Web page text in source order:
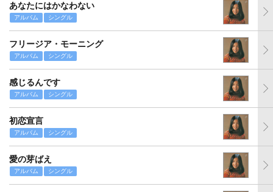
あなたにはかなわない
アルバム シングル
フリージア・モーニング
アルバム シングル
感じるんです
アルバム シングル
初恋宣言
アルバム シングル
愛の芽ばえ
アルバム シングル